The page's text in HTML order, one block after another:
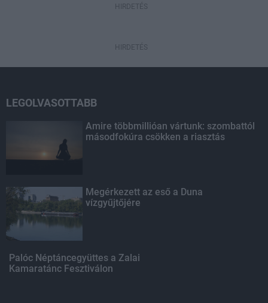
HIRDETÉS
HIRDETÉS
LEGOLVASOTTABB
Amire többmillióan vártunk: szombattól
másodfokúra csökken a riasztás
Megérkezett az eső a Duna
vízgyűjtőjére
Palóc Néptáncegyüttes a Zalai
Kamaratánc Fesztiválon